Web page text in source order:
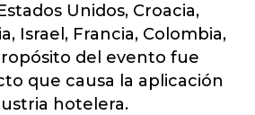
Unidos, Croacia,
Israel, Francia, Colombia,
del evento fue
que causa la aplicación
hotelera.